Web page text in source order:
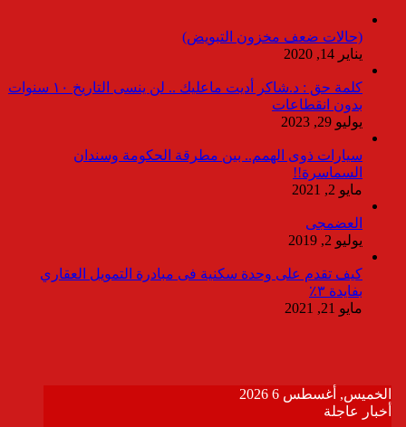
(حالات ضعف مخزون التبويض)
يناير 14, 2020
كلمة حق : د.شاكر أديت ماعليك .. لن ينسى التاريخ ١٠ سنوات
بدون انقطاعات
يوليو 29, 2023
سيارات ذوى الهمم.. بين مطرقة الحكومة وسندان
السماسرة!!
مايو 2, 2021
العضمجى
يوليو 2, 2019
كيف تقدم على وحدة سكنية فى مبادرة التمويل العقاري
بفايدة ٣٪
مايو 21, 2021